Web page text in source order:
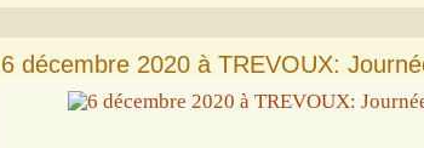
6 décembre 2020 à TREVOUX: